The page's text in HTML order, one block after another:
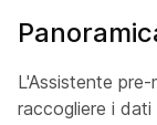
L'Assistente
raccogliere i dati